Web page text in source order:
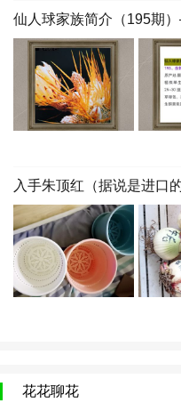
仙人球家族简介（195期
入手朱顶红（据说是进口的
花花聊花